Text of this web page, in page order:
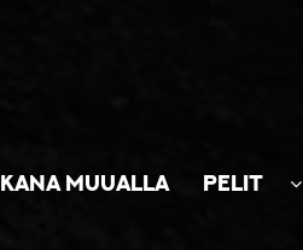
KANA MUUALLA PELIT